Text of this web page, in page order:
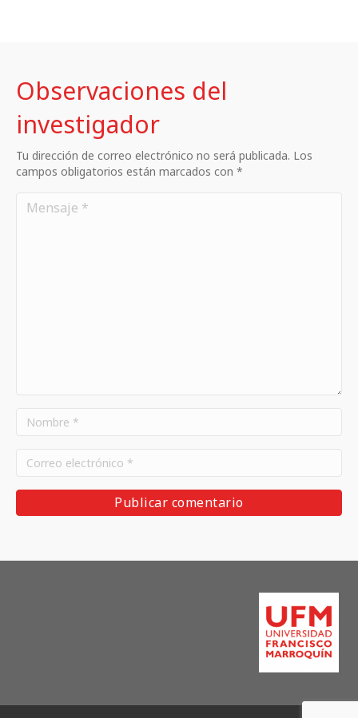
Observaciones del
investigador
Tu dirección de correo electrónico no será publicada. Los
campos obligatorios están marcados con *